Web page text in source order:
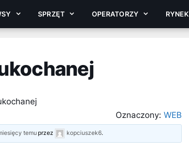
SPRZĘT OPERATORZY RYNEK
Oznaczony: WEB
temu przez kopciuszek6.